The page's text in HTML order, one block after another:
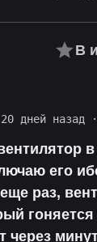
В
дней назад ·
его
раз,
через